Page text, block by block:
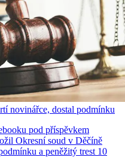
novinářce, dostal podmínku
pod příspěvkem
Okresní soud v Děčíně
a peněžitý trest 10